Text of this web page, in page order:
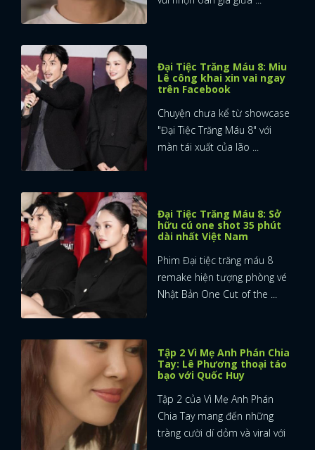
Đại Tiệc Trăng Máu 8: Miu
Lê công khai xin vai ngay
trên Facebook
Chuyện chưa kể từ showcase
"Đại Tiệc Trăng Máu 8" với
màn tái xuất của lão ...
Đại Tiệc Trăng Máu 8: Sở
hữu cú one shot 35 phút
dài nhất Việt Nam
Phim Đại tiệc trăng máu 8
remake hiện tượng phòng vé
Nhật Bản One Cut of the ...
Tập 2 Vì Mẹ Anh Phán Chia
Tay: Lê Phương thoại táo
bạo với Quốc Huy
Tập 2 của Vì Mẹ Anh Phán
Chia Tay mang đến những
tràng cười dí dỏm và viral với